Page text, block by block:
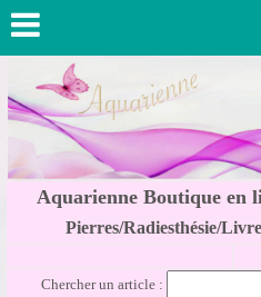
Aquarienne Boutique en
Pierres/Radiesthésie/
Chercher un article :